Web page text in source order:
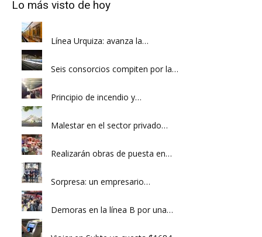
Lo más visto de hoy
Línea Urquiza: avanza la…
Seis consorcios compiten por la…
Principio de incendio y…
Malestar en el sector privado…
Realizarán obras de puesta en…
Sorpresa: un empresario…
Demoras en la línea B por una…